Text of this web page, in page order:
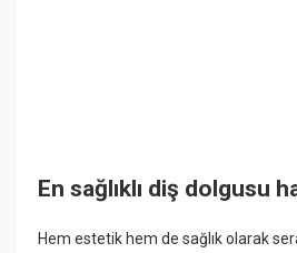
En sağlıklı diş dolgusu
Hem estetik hem de sağlık olarak